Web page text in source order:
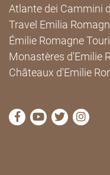
Atlante dei Cammini
Travel Emilia
Émilie Romagne
Monastères d'Emilie
Châteaux d'Emilie
Visitez la page
Visitez laVisitez la